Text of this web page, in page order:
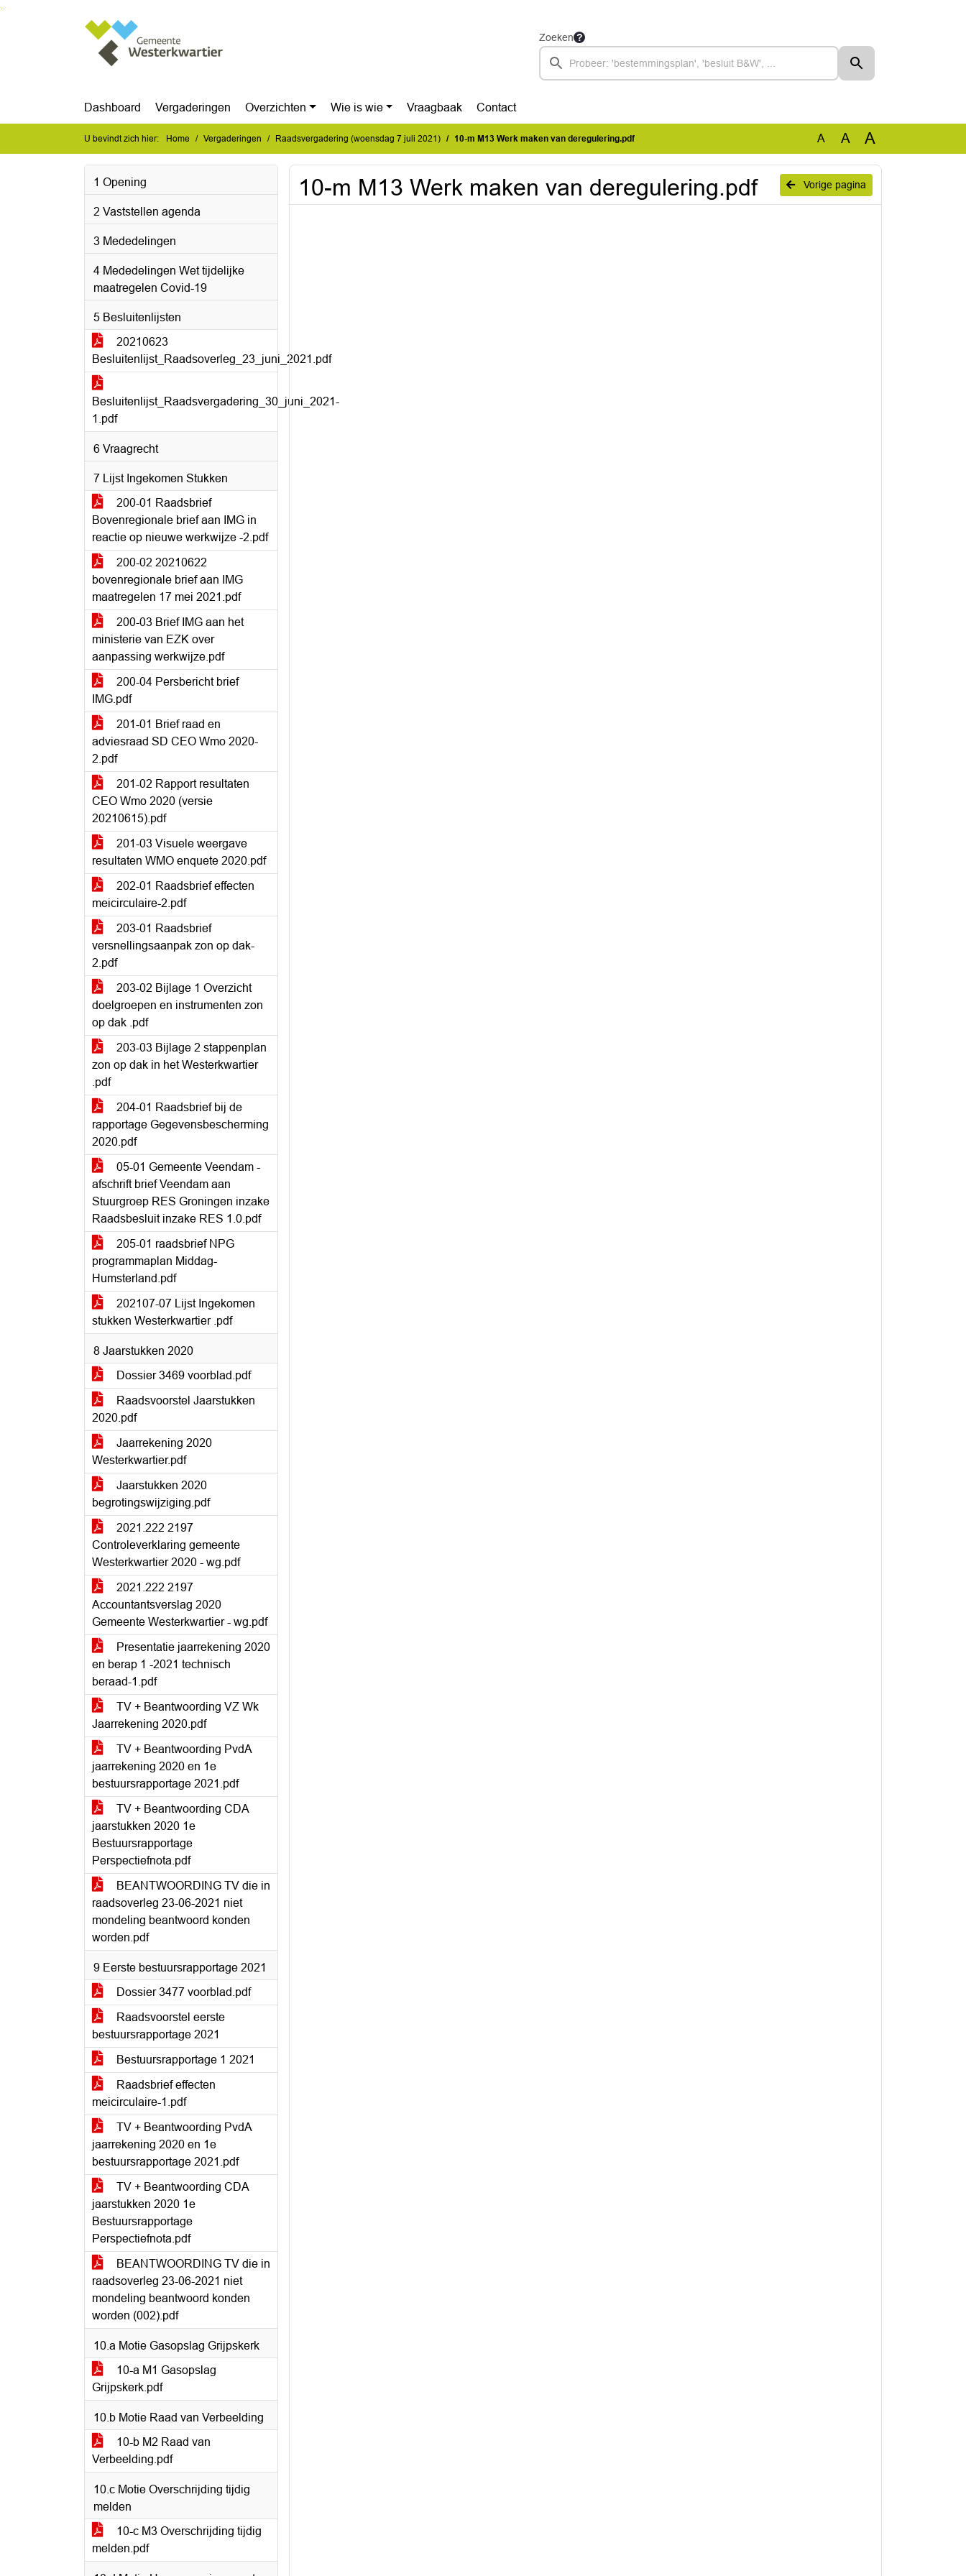
Zoeken
Dashboard Vergaderingen Overzichten Wie is wie Vraagbaak Contact
U bevindt zich hier: Home Vergaderingen Raadsvergadering (woensdag 7 juli 2021) 10-m M13 Werk maken van deregulering.pdf A A A
1 Opening
2 Vaststellen agenda
3 Mededelingen
4 Mededelingen Wet tijdelijke
maatregelen Covid-19
5 Besluitenlijsten
20210623
Besluitenlijst_Raadsoverleg_23_juni_2021.pdf
Besluitenlijst_Raadsvergadering_30_juni_2021-
1.pdf
6 Vraagrecht
7 Lijst Ingekomen Stukken
200-01 Raadsbrief
Bovenregionale brief aan IMG in
reactie op nieuwe werkwijze -2.pdf
200-02 20210622
bovenregionale brief aan IMG
maatregelen 17 mei 2021.pdf
200-03 Brief IMG aan het
ministerie van EZK over
aanpassing werkwijze.pdf
200-04 Persbericht brief
IMG.pdf
201-01 Brief raad en
adviesraad SD CEO Wmo 2020-
2.pdf
201-02 Rapport resultaten
CEO Wmo 2020 (versie
20210615).pdf
201-03 Visuele weergave
resultaten WMO enquete 2020.pdf
202-01 Raadsbrief effecten
meicirculaire-2.pdf
203-01 Raadsbrief
versnellingsaanpak zon op dak-
2.pdf
203-02 Bijlage 1 Overzicht
doelgroepen en instrumenten zon
op dak .pdf
203-03 Bijlage 2 stappenplan
zon op dak in het Westerkwartier
.pdf
204-01 Raadsbrief bij de
rapportage Gegevensbescherming
2020.pdf
05-01 Gemeente Veendam -
afschrift brief Veendam aan
Stuurgroep RES Groningen inzake
Raadsbesluit inzake RES 1.0.pdf
205-01 raadsbrief NPG
programmaplan Middag-
Humsterland.pdf
202107-07 Lijst Ingekomen
stukken Westerkwartier .pdf
8 Jaarstukken 2020
Dossier 3469 voorblad.pdf
Raadsvoorstel Jaarstukken
2020.pdf
Jaarrekening 2020
Westerkwartier.pdf
Jaarstukken 2020
begrotingswijziging.pdf
2021.222 2197
Controleverklaring gemeente
Westerkwartier 2020 - wg.pdf
2021.222 2197
Accountantsverslag 2020
Gemeente Westerkwartier - wg.pdf
Presentatie jaarrekening 2020
en berap 1 -2021 technisch
beraad-1.pdf
TV + Beantwoording VZ Wk
Jaarrekening 2020.pdf
TV + Beantwoording PvdA
jaarrekening 2020 en 1e
bestuursrapportage 2021.pdf
TV + Beantwoording CDA
jaarstukken 2020 1e
Bestuursrapportage
Perspectiefnota.pdf
BEANTWOORDING TV die in
raadsoverleg 23-06-2021 niet
mondeling beantwoord konden
worden.pdf
9 Eerste bestuursrapportage 2021
Dossier 3477 voorblad.pdf
Raadsvoorstel eerste
bestuursrapportage 2021
Bestuursrapportage 1 2021
Raadsbrief effecten
meicirculaire-1.pdf
TV + Beantwoording PvdA
jaarrekening 2020 en 1e
bestuursrapportage 2021.pdf
TV + Beantwoording CDA
jaarstukken 2020 1e
Bestuursrapportage
Perspectiefnota.pdf
BEANTWOORDING TV die in
raadsoverleg 23-06-2021 niet
mondeling beantwoord konden
worden (002).pdf
10.a Motie Gasopslag Grijpskerk
10-a M1 Gasopslag
Grijpskerk.pdf
10.b Motie Raad van Verbeelding
10-b M2 Raad van
Verbeelding.pdf
10.c Motie Overschrijding tijdig
melden
10-c M3 Overschrijding tijdig
melden.pdf
Vorige pagina
10-m M13 Werk maken van deregulering.pdf